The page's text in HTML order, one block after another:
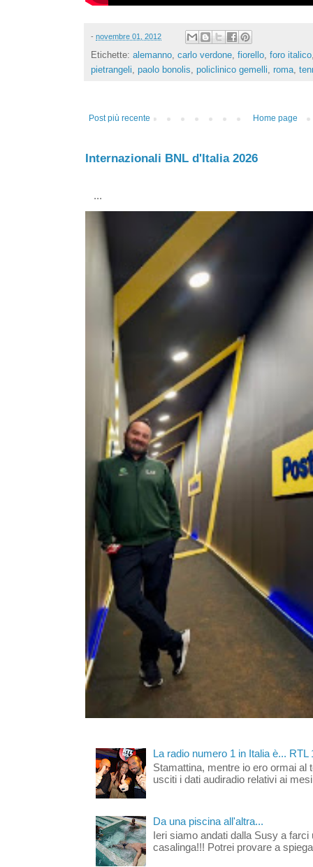
- novembre 01, 2012
Etichette: alemanno, carlo verdone, fiorello, foro italico
pietrangeli, paolo bonolis, policlinico gemelli, roma,
Post più recente Home page
Internazionali BNL d'Italia 2026
...
La radio numero 1 in Italia è... RTL
Stamattina, mentre io ero ormai al
usciti i dati audiradio relativi ai
Da una piscina all'altra...
Ieri siamo andati dalla Susy a
casalinga!!! Potrei provare a